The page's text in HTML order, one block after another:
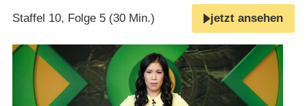
Staffel 10, Folge 5 (30 Min.) jetzt ansehen